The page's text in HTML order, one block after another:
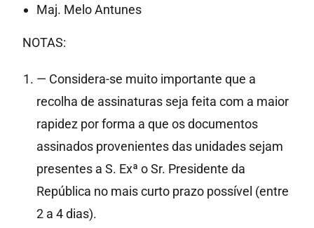
Maj. Melo Antunes
NOTAS:
— Considera-se muito importante que a
recolha de assinaturas seja feita com a maior
rapidez por forma a que os documentos
assinados provenientes das unidades sejam
presentes a S. Exª o Sr. Presidente da
República no mais curto prazo possível (entre
2 a 4 dias).